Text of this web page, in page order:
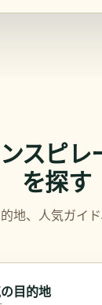
スピレ
を探す
地、人気ガイ
目的地